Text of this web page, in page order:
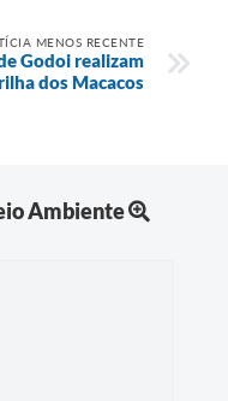
MENOS RECENTE
Godoi realizam
dos Macacos
Ambiente